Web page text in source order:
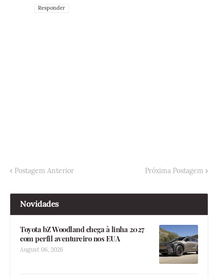
Responder
Postagem Anterior Próxima Postagem
Novidades
Toyota bZ Woodland chega à linha 2027
com perfil aventureiro nos EUA
August 06, 2026